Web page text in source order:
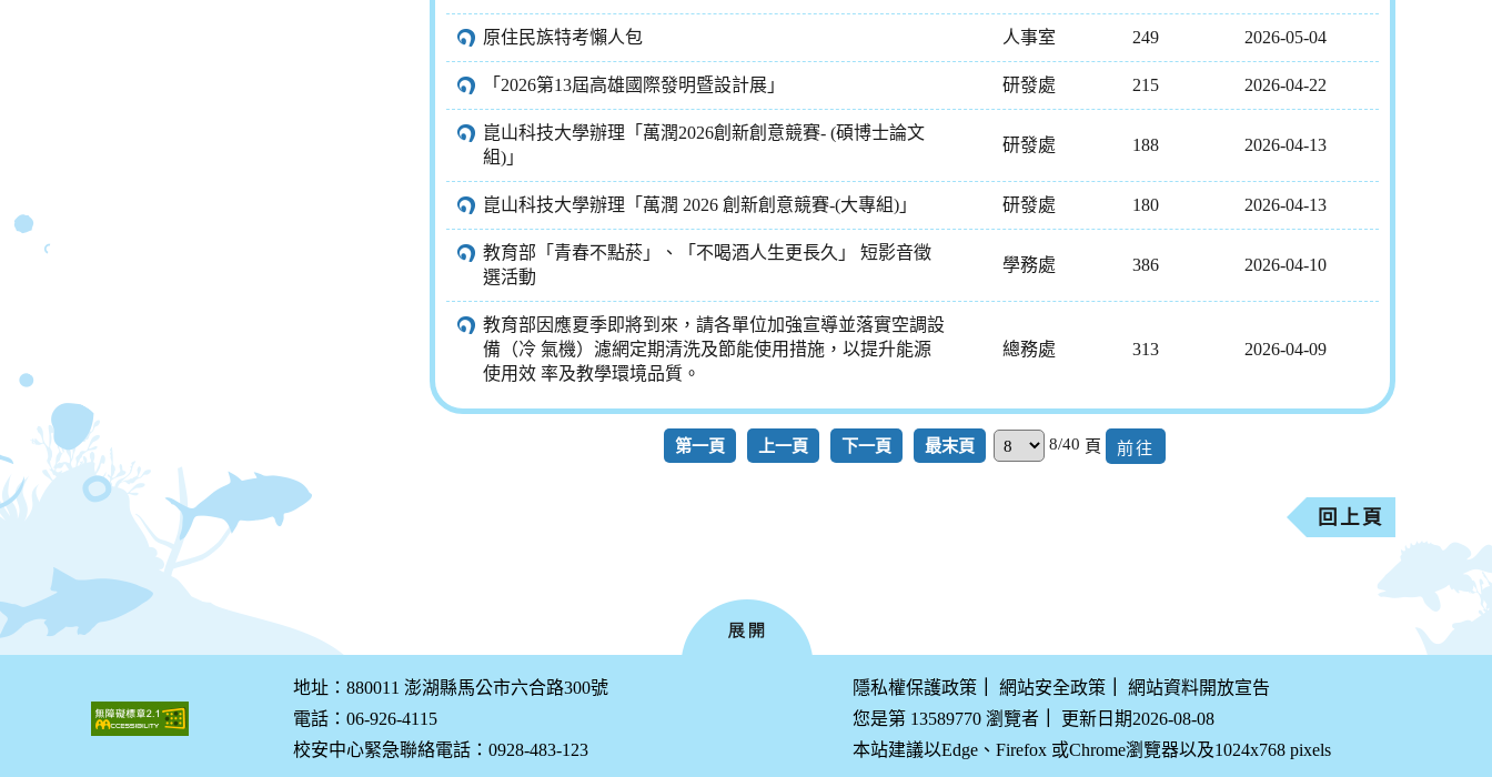
原住民族特考懶人包 人事室 249 2026-05-04
「2026第13屆高雄國際發明暨設計展」 研發處 215 2026-04-22
崑山科技大學辦理「萬潤2026創新創意競賽- (碩博士論文
組)」
研發處 188 2026-04-13
崑山科技大學辦理「萬潤 2026 創新創意競賽-(大專組)」 研發處 180 2026-04-13
教育部「青春不點菸」、「不喝酒人生更長久」 短影音徵
選活動
學務處 386 2026-04-10
教育部因應夏季即將到來，請各單位加強宣導並落實空調設
備（冷 氣機）濾網定期清洗及節能使用措施，以提升能源
使用效 率及教學環境品質。
總務處 313 2026-04-09
第一頁 上一頁 下一頁 最末頁 8/40 頁
回上頁
地址：880011 澎湖縣馬公市六合路300號
電話：06-926-4115
校安中心緊急聯絡電話：0928-483-123
隱私權保護政策 網站安全政策
網站資料開放宣告
您是第 13589770 瀏覽者
更新日期2026-08-08
本站建議以Edge、Firefox 或Chrome瀏覽器以及1024x768 pixels